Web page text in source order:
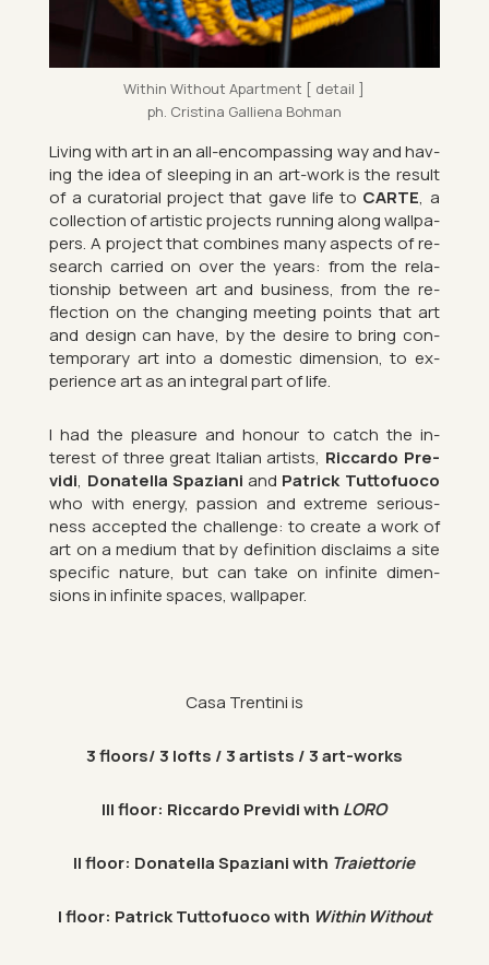
Within Without Apart­ment [ de­tail ]
ph. Cristina Gal­li­ena Bo­h­man
Liv­ing with art in an all-en­com­passing way and hav­
ing the idea of sleep­ing in an art-work is the res­ult
of a cur­at­orial pro­ject that gave life to CARTE, a
col­lec­tion of artistic pro­jects run­ning along wall­pa­
pers. A pro­ject that com­bines many as­pects of re­
search car­ried on over the years: from the re­la­
tion­ship between art and busi­ness, from the re­
flec­tion on the chan­ging meet­ing points that art
and design can have, by the de­sire to bring con­
tem­por­ary art into a do­mestic di­men­sion, to ex­
per­i­ence art as an in­teg­ral part of life.
I had the pleas­ure and hon­our to catch the in­
terest of three great Italian artists, Ric­cardo Pre­
vidi, Dona­tella Spazi­ani and Patrick Tut­to­fuoco
who with en­ergy, pas­sion and ex­treme ser­i­ous­
ness ac­cep­ted the chal­lenge: to cre­ate a work of
art on a me­dium that by defin­i­tion dis­claims a site
spe­cific nature, but can take on in­fin­ite di­men­
sions in in­fin­ite spaces, wall­pa­per.
Casa Trentini is
3 floors/ 3 lofts / 3 artists / 3 art-works
III floor: Ric­cardo Pre­vidi with LORO
II floor: Dona­tella Spazi­ani with Traiet­torie
I floor: Patrick Tut­to­fuoco with Within Without